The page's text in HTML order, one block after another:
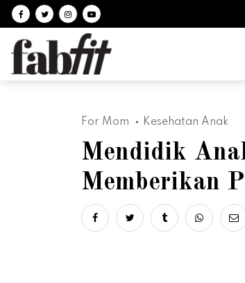
Follow on facebook
Follow on Twitter
Follow on Instagram
Follow on Youtube
For Mom Kesehatan Anak
Mendidik
Memberikan
Share on facebook
Share on twitter
Share onShare